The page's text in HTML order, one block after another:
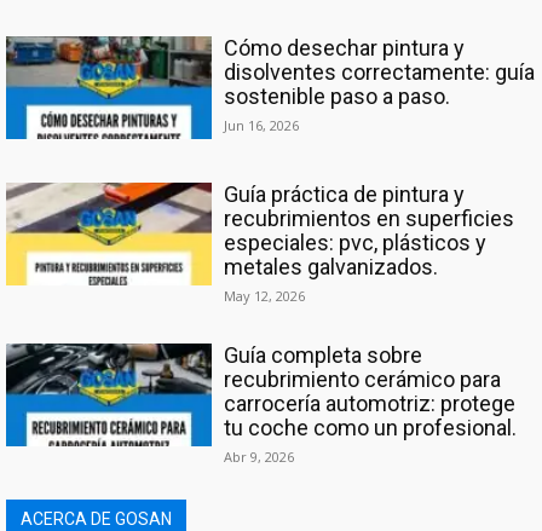
Cómo desechar pintura y
disolventes correctamente: guía
sostenible paso a paso.
Jun 16, 2026
Guía práctica de pintura y
recubrimientos en superficies
especiales: pvc, plásticos y
metales galvanizados.
May 12, 2026
Guía completa sobre
recubrimiento cerámico para
carrocería automotriz: protege
tu coche como un profesional.
Abr 9, 2026
ACERCA DE GOSAN